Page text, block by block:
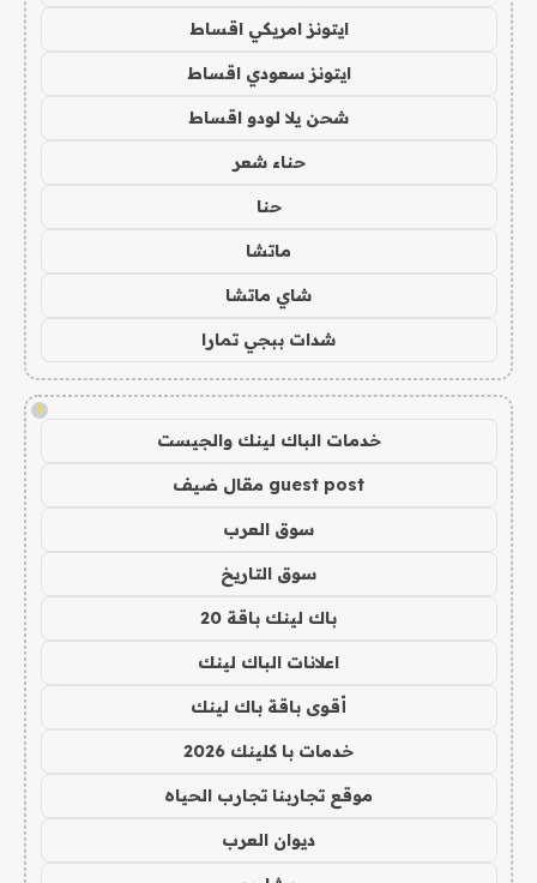
ايتونز امريكي اقساط
ايتونز سعودي اقساط
شحن يلا لودو اقساط
حناء شعر
حنا
ماتشا
شاي ماتشا
شدات ببجي تمارا
!
خدمات الباك لينك والجيست
guest post مقال ضيف
سوق العرب
سوق التاريخ
باك لينك باقة 20
اعلانات الباك لينك
أقوى باقة باك لينك
خدمات با كلينك 2026
موقع تجاربنا تجارب الحياه
ديوان العرب